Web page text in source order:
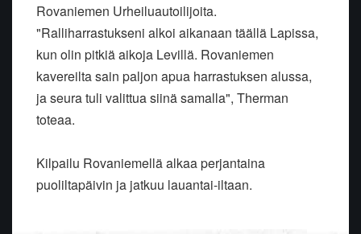
Rovaniemen Urheiluautoilijoita.
"Ralliharrastukseni alkoi aikanaan täällä Lapissa,
kun olin pitkiä aikoja Levillä. Rovaniemen
kavereilta sain paljon apua harrastuksen alussa,
ja seura tuli valittua siinä samalla", Therman
toteaa.
Kilpailu Rovaniemellä alkaa perjantaina
puoliltapäivin ja jatkuu lauantai-iltaan.